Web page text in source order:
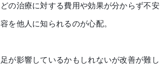
の治療に対する費用や効果が分からず不安
を他人に知られるのが心配。
が影響しているかもしれないが改善が難し